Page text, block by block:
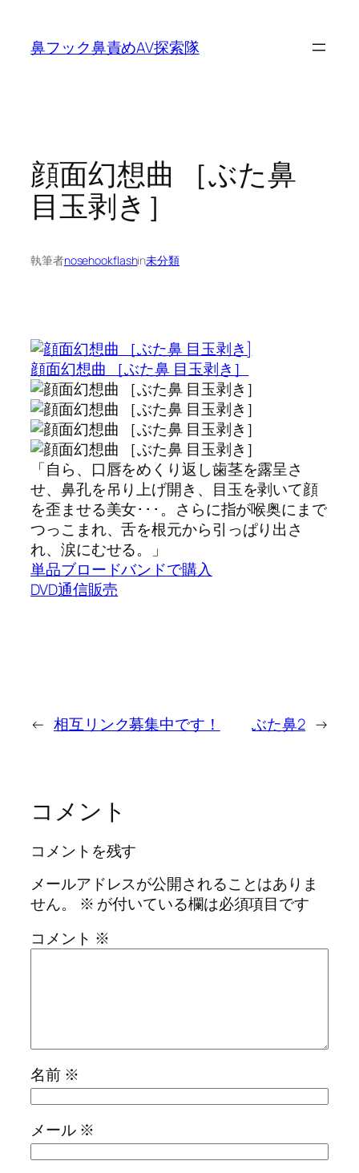
鼻フック鼻責めAV探索隊
顔面幻想曲 ［ぶた鼻
目玉剥き］
執筆者nosehookflashin未分類
顔面幻想曲 ［ぶた鼻 目玉剥き］
「自ら、口唇をめくり返し歯茎を露呈さ
せ、鼻孔を吊り上げ開き、目玉を剥いて顔
を歪ませる美女･･･。さらに指が喉奥にまで
つっこまれ、舌を根元から引っぱり出さ
れ、涙にむせる。」
単品ブロードバンドで購入
DVD通信販売
← 相互リンク募集中です！ ぶた鼻2 →
コメント
コメントを残す
メールアドレスが公開されることはありま
せん。
※ が付いている欄は必須項目です
コメント ※
名前 ※
メール ※